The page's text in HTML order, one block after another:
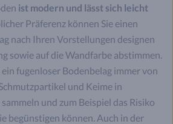
ist modern und lässt sich leicht
Präferenz können Sie einen
nach Ihren Vorstellungen designen
sowie auf die Wandfarbe abstimmen.
fugenloser Bodenbelag immer von
und Keime in
und zum Beispiel das Risiko
begünstigen können. Auch in der